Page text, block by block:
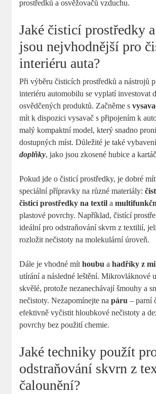
prostředků a osvěžovačů vzduchu.
Jaké čisticí prostředky
jsou nejvhodnější pro
interiéru auta?
Při výběru čisticích prostředků a nástrojů
interiéru automobilu se vyplatí investovat
osvědčených produktů. Začněme s
mít k dispozici vysavač s připojením k
malý kompaktní model, který snadno
dostupných míst. Důležité je také
doplňky, jako jsou zkosené hubice a
Pokud jde o čisticí prostředky, je dobré
speciální přípravky na různé materiály:
čisticí prostředky na textil a
plastové povrchy. Například, čistící
ideální pro odstraňování skvrn z textilií,
rozložit nečistoty na molekulární úroveň.
Dále je vhodné míthoubu ahadříky z
utírání a následné leštění. Mikrovláknové
skvělé, protože nezanechávají šmouhy a
nečistoty. Nezapomínejte napáru – parní
efektivně vyčistit hloubkové nečistoty a
povrchy bez použití chemie.
Jaké techniky použít
odstraňování skvrn z
čalounění?